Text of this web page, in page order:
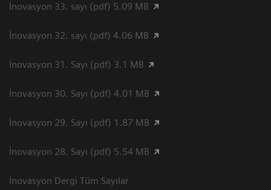
İnovasyon 33. sayı (pdf) 5.09 MB
İnovasyon 32. sayı (pdf) 4.06 MB
İnovasyon 31. Sayı (pdf) 3.1 MB
İnovasyon 30. Sayı (pdf) 4.01 MB
İnovasyon 29. Sayı (pdf) 1.87 MB
İnovasyon 28. Sayı (pdf) 5.54 MB
İnovasyon Dergi Tüm Sayılar